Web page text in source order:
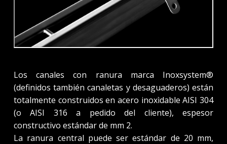
Los canales con ranura marca Inoxsystem®
(definidos también canaletas y desaguaderos) están
totalmente construidos en acero inoxìdable AISI 304
(o AISI 316 a pedido del cliente), espesor
constructivo estándar de mm 2.
La ranura central puede ser estándar de 20 mm,